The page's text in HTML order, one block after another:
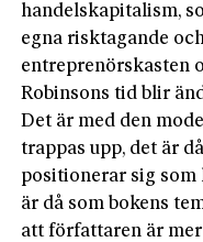
handelskapitalism,
egna risktagande
entreprenörskasten
Robinsons tid blir
Det är med den
trappas upp, det är
positionerar sig som
är då som bokens
att författaren är